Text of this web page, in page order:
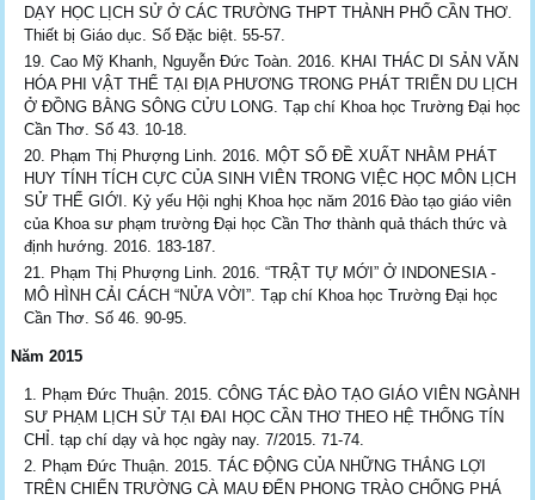
DẠY HỌC LỊCH SỬ Ở CÁC TRƯỜNG THPT THÀNH PHỐ CẦN THƠ.
Thiết bị Giáo dục. Số Đặc biệt. 55-57.
Cao Mỹ Khanh, Nguyễn Đức Toàn. 2016. KHAI THÁC DI SẢN VĂN
HÓA PHI VẬT THỂ TẠI ĐỊA PHƯƠNG TRONG PHÁT TRIỂN DU LỊCH
Ở ĐỒNG BẰNG SÔNG CỬU LONG. Tạp chí Khoa học Trường Đại học
Cần Thơ. Số 43. 10-18.
Phạm Thị Phượng Linh. 2016. MỘT SỐ ĐỀ XUẤT NHẰM PHÁT
HUY TÍNH TÍCH CỰC CỦA SINH VIÊN TRONG VIỆC HỌC MÔN LỊCH
SỬ THẾ GIỚI. Kỷ yếu Hội nghị Khoa học năm 2016 Đào tạo giáo viên
của Khoa sư phạm trường Đại học Cần Thơ thành quả thách thức và
định hướng. 2016. 183-187.
Phạm Thị Phượng Linh. 2016. “TRẬT TỰ MỚI” Ở INDONESIA -
MÔ HÌNH CẢI CÁCH “NỬA VỜI”. Tạp chí Khoa học Trường Đại học
Cần Thơ. Số 46. 90-95.
Năm 2015
Phạm Đức Thuận. 2015. CÔNG TÁC ĐÀO TẠO GIÁO VIÊN NGÀNH
SƯ PHẠM LỊCH SỬ TẠI ĐAI HỌC CẦN THƠ THEO HỆ THỐNG TÍN
CHỈ. tạp chí dạy và học ngày nay. 7/2015. 71-74.
Phạm Đức Thuận. 2015. TÁC ĐỘNG CỦA NHỮNG THẮNG LỢI
TRÊN CHIẾN TRƯỜNG CÀ MAU ĐẾN PHONG TRÀO CHỐNG PHÁ